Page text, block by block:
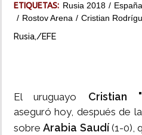
ETIQUETAS: Rusia 2018 España
Rostov Arena
Cristian
Rusia,/EFE
El uruguayo Cristian
aseguró hoy, después de
sobreArabia Saudí(1-0),